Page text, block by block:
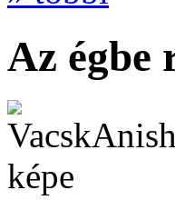
Az égbe